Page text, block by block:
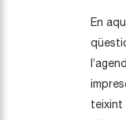
En
teixint